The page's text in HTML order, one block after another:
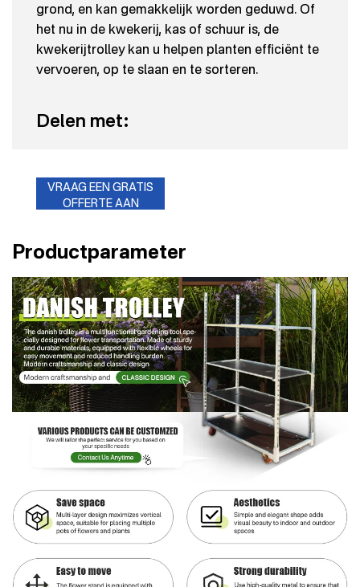
grond, en kan gemakkelijk worden geduwd. Of
het nu in de kwekerij, kas of schuur is, de
kwekerijtrolley kan u helpen planten efficiënt te
vervoeren, op te slaan en te sorteren.
Delen met:
VRAAG EEN GRATIS
OFFERTE AAN
Productparameter